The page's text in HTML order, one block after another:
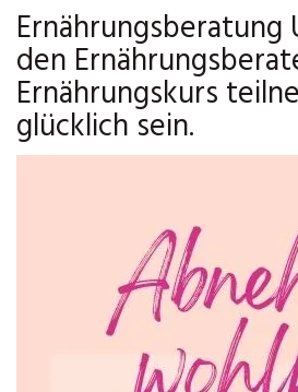
den
Ernährungskurs
glücklich sein.